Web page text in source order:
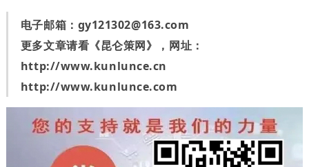
电子邮箱： gy121302@163.com
更多文章请看《昆仑策网》，网址：
http://www.kunlunce.cn
http://www.kunlunce.com